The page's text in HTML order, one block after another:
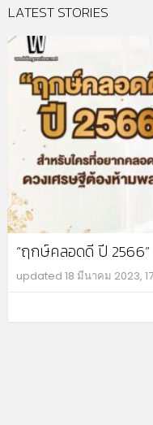
LATEST STORIES
“ฤกษ์คลอดดี ปี 2566”
updated 18 มีนาคม 2023,